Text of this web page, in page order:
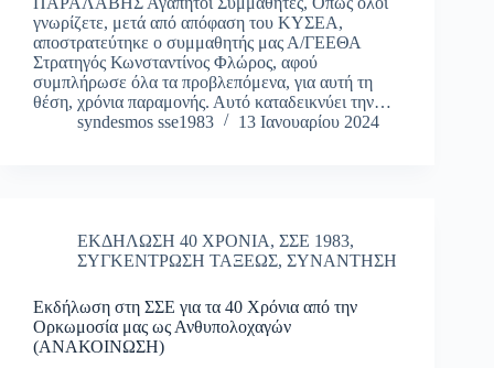
γνωρίζετε, μετά από απόφαση του ΚΥΣΕΑ,
αποστρατεύτηκε ο συμμαθητής μας Α/ΓΕΕΘΑ
Στρατηγός Κωνσταντίνος Φλώρος, αφού
συμπλήρωσε όλα τα προβλεπόμενα, για αυτή τη
θέση, χρόνια παραμονής. Αυτό καταδεικνύει την…
syndesmos sse1983
13 Ιανουαρίου 2024
ΕΚΔΗΛΩΣΗ 40 ΧΡΟΝΙΑ, ΣΣΕ 1983,
ΣΥΓΚΕΝΤΡΩΣΗ ΤΑΞΕΩΣ, ΣΥΝΑΝΤΗΣΗ
Εκδήλωση στη ΣΣΕ για τα 40 Χρόνια από την
Ορκωμοσία μας ως Ανθυπολοχαγών
(ΑΝΑΚΟΙΝΩΣΗ)